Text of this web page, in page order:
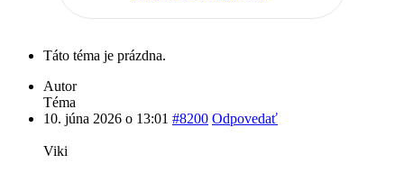
Táto téma je prázdna.
Autor
Téma
10. júna 2026 o 13:01 #8200 Odpovedať
Viki